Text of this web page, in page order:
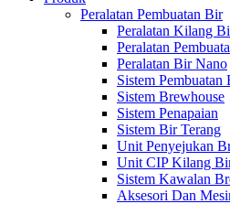
Peralatan Pembuatan Bir
Peralatan Kilang
Peralatan
Peralatan Bir Nano
Sistem
Sistem Brewhouse
Sistem Penapaian
Sistem Bir Terang
Unit Penyejukan
Unit CIP Kilang
Sistem Kawalan
Aksesori Dan